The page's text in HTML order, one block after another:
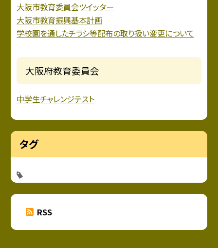
大阪市教育委員会ツイッター
大阪市教育振興基本計画
学校園を通したチラシ等配布の取り扱い変更について
大阪府教育委員会
中学生チャレンジテスト
タグ
RSS